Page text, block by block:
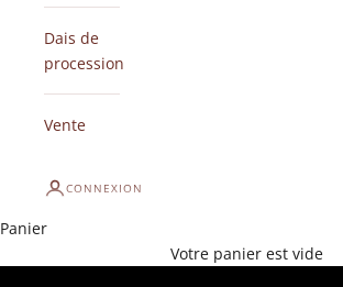
Dais de
procession
Vente
CONNEXION
Panier
Votre panier est vide